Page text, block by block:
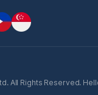
Rights Reserved.